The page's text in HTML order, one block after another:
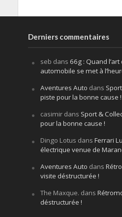
Derniers commentaires
seb dans 66g : Quand
automobile se met à
Aventures Auto dans
piste pour la bonne cause !
casimirdans Sport &
pour la bonne cause !
Dingo Lotus dans Ferrari
électrique venue de
Aventures Auto dans
visite déstructurée !
The Maxque. dans
déstructurée !